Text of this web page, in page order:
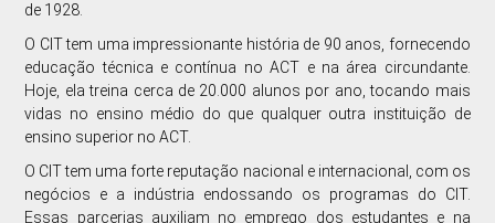
de 1928.
O CIT tem uma impressionante história de 90 anos, fornecendo
educação técnica e contínua no ACT e na área circundante.
Hoje, ela treina cerca de 20.000 alunos por ano, tocando mais
vidas no ensino médio do que qualquer outra instituição de
ensino superior no ACT.
O CIT tem uma forte reputação nacional e internacional, com os
negócios e a indústria endossando os programas do CIT.
Essas parcerias auxiliam no emprego dos estudantes e na